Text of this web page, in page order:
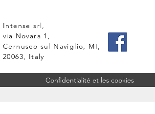
Intense srl,
via Novara 1,
Cernusco sul Naviglio, MI,
20063, Italy
Confidentialité et les cookies